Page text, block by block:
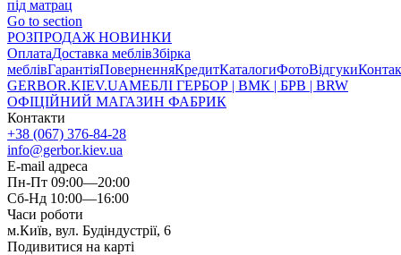
під матрац
Go to section
РОЗПРОДАЖ НОВИНКИ
ОплатаДоставка меблівЗбірка
меблівГарантіяПоверненняКредитКаталогиФотоВідгуки
GERBOR.KIEV.UAМЕБЛI ГЕРБОР | ВМК | БРВ | BRW
ОФІЦІЙНИЙ МАГАЗИН ФАБРИК
Контакти
+38 (067) 376-84-28
info@gerbor.kiev.ua
E-mail адреса
Пн-Пт 09:00—20:00
Сб-Нд 10:00—16:00
Часи роботи
м.Київ, вул. Будіндустрії, 6
Подивитися на карті